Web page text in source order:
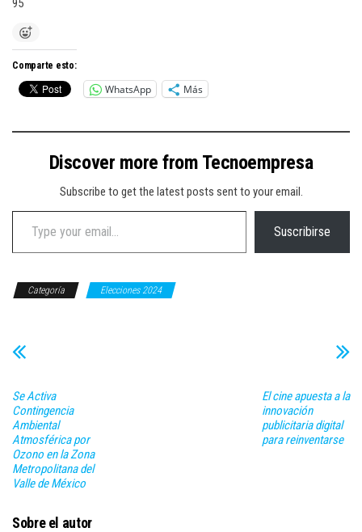
95
Comparte esto:
WhatsApp Más
Discover more from Tecnoempresa
Subscribe to get the latest posts sent to your email.
Type your email…
Suscribirse
Categoría Elecciones 2024
Se Activa
Contingencia
Ambiental
Atmosférica por
Ozono en la Zona
Metropolitana del
Valle de México
El cine apuesta a la
innovación
publicitaria digital
para reinventarse
Sobre el autor